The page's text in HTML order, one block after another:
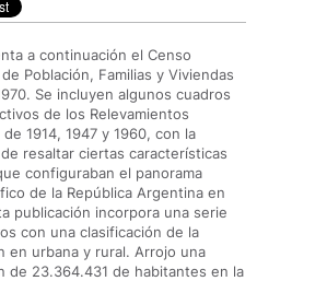
a continuación el Censo
Población, Familias y Viviendas
Se incluyen algunos cuadros
de los Relevamientos
1914, 1947 y 1960, con la
resaltar ciertas características
configuraban el panorama
de la República Argentina en
publicación incorpora una serie
con una clasificación de la
en urbana y rural. Arrojo una
de 23.364.431 de habitantes en la